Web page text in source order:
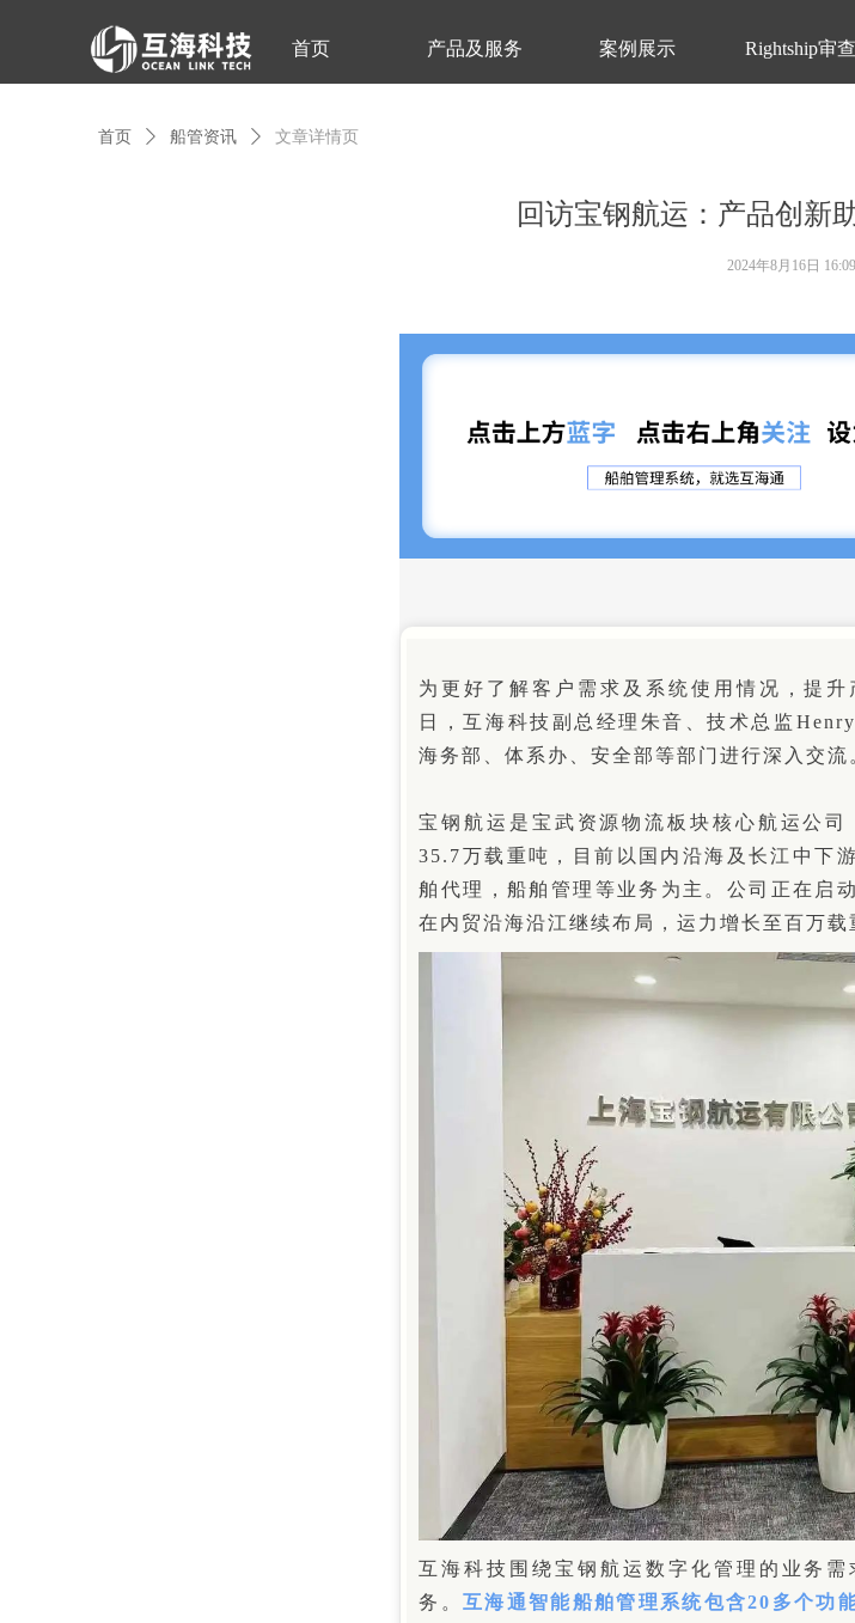
首页 产品及服务 案例展示 Rightship审查
回访宝钢航运：产品创新
为更好了解客户需求及系统使用情况，提
日，互海科技副总经理朱音、技术总监
海务部、体系办、安全部等部门进行深入交流
宝钢航运是宝武资源物流板块核心航运公
35.7万载重吨，目前以国内沿海及长江中下
舶代理，船舶管理等业务为主。公司正在启
在内贸沿海沿江继续布局，运力增长至百万载
互海科技围绕宝钢航运数字化管理的业务
务。互海通智能船舶管理系统包含20多个功
2024年8月16日 16:09
首页 ꄲ 船管资讯 ꄲ 文章详情页